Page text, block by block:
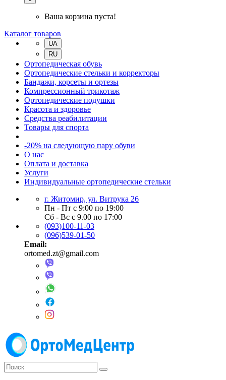
Ваша корзина пуста!
Каталог товаров
UA
RU
Ортопедическая обувь
Ортопедические стельки и корректоры
Бандажи, корсеты и ортезы
Компрессионный трикотаж
Ортопедические подушки
Красота и здоровье
Средства реабилитации
Товары для спорта
-20% на следующую пару обуви
О нас
Оплата и доставка
Услуги
Индивидуальные ортопедические стельки
г. Житомир, ул. Витрука 26
Пн - Пт с 9:00 по 19:00
Сб - Вс с 9.00 по 17:00
(093)100-11-03
(096)539-01-50
Email:
ortomed.zt@gmail.com